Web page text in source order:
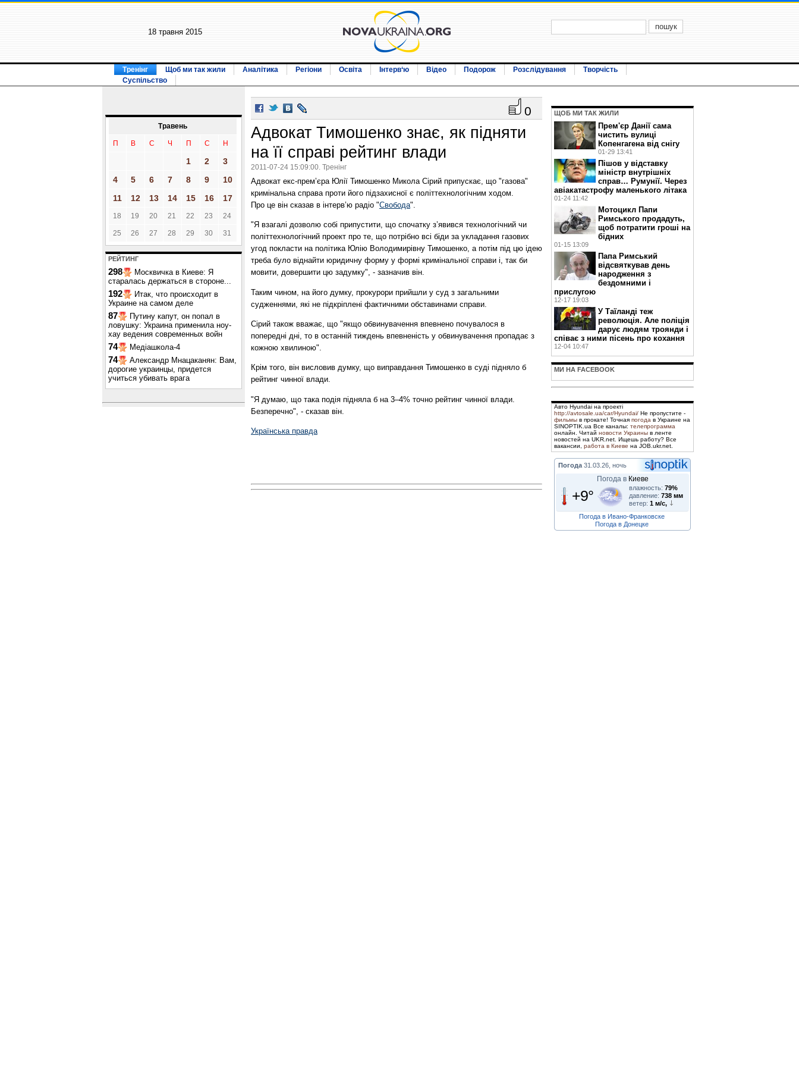
18 травня 2015
Тренінг Щоб ми так жили Аналітика Регіони Освіта Інтерв‘ю Відео Подорож Розслідування
Творчість
Суспільство
Травень
П В С Ч П С Н
1 2
3
4
5 6 7 8 9
10
11
12 13 14 15 16 17
18 19 20 21 22 23 24
25 26 27 28 29 30 31
РЕЙТИНГ
298
Москвичка в Киеве: Я
старалась держаться в стороне...
192
Итак, что происходит в
Украине на самом деле
87
Путину капут, он попал в
ловушку: Украина применила ноу-
хау ведения современных войн
74 Медіашкола-4
74
Александр Мнацаканян: Вам,
дорогие украинцы, придется
учиться убивать врага
0
Адвокат Тимошенко знає, як підняти
на її справі рейтинг влади
2011-07-24 15:09:00. Тренінг
Адвокат екс-прем’єра Юлії Тимошенко Микола Сірий припускає, що "газова"
кримінальна справа проти його підзахисної є політтехнологічним ходом.
Про це він сказав в інтерв’ю радіо "Свобода".
"Я взагалі дозволю собі припустити, що спочатку з’явився технологічний чи
політтехнологічний проект про те, що потрібно всі біди за укладання газових
угод покласти на політика Юлію Володимирівну Тимошенко, а потім під цю ідею
треба було віднайти юридичну форму у формі кримінальної справи і, так би
мовити, довершити цю задумку", - зазначив він.
Таким чином, на його думку, прокурори прийшли у суд з загальними
судженнями, які не підкріплені фактичними обставинами справи.
Сірий також вважає, що "якщо обвинувачення впевнено почувалося в
попередні дні, то в останній тиждень впевненість у обвинувачення пропадає з
кожною хвилиною".
Крім того, він висловив думку, що виправдання Тимошенко в суді підняло б
рейтинг чинної влади.
"Я думаю, що така подія підняла б на 3–4% точно рейтинг чинної влади.
Безперечно", - сказав він.
Українська правда
ЩОБ МИ ТАК ЖИЛИ
Прем'єр Данії сама
чистить вулиці
Копенгагена від снігу
01-29 13:41
Пішов у відставку
міністр внутрішніх
справ… Румунії. Через
авіакатастрофу маленького літака
01-24 11:42
Мотоцикл Папи
Римського продадуть,
щоб потратити гроші на
бідних
01-15 13:09
Папа Римський
відсвяткував день
народження з
бездомними і
прислугою
12-17 19:03
У Таїланді теж
революція. Але поліція
дарує людям троянди і
співає з ними пісень про кохання
12-04 10:47
МИ НА FACEBOOK
Авто Hyundai на проекті
http://avtosale.ua/car/Hyundai/ Не пропустите -
фильмы в прокате! Точная погода в Украине на
SINOPTIK.ua Все каналы: телепрограмма
онлайн. Читай новости Украины в ленте
новостей на UKR.net. Ищешь работу? Все
вакансии, работа в Киеве на JOB.ukr.net.
Погода 31.03.26, ночь
Погода в Киеве
+9° влажность: 79%
давление: 738 мм
ветер: 1 м/с,
Погода в Ивано-Франковске
Погода в Донецке